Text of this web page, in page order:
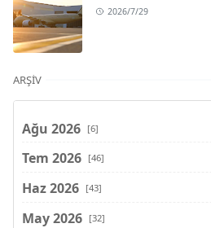
2026/7/29
ARŞIV
Ağu 2026 [6]
Tem 2026 [46]
Haz 2026 [43]
May 2026 [32]